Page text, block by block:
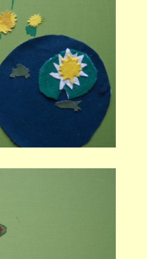
|Tisk| Nahoru ↑